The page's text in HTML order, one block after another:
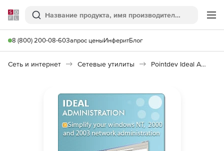
Softline
Поиск
8 (800) 200-08-60Запрос ценыИнферитБлог
Сеть и интернет Сетевые утилиты Pointdev Ideal Administration